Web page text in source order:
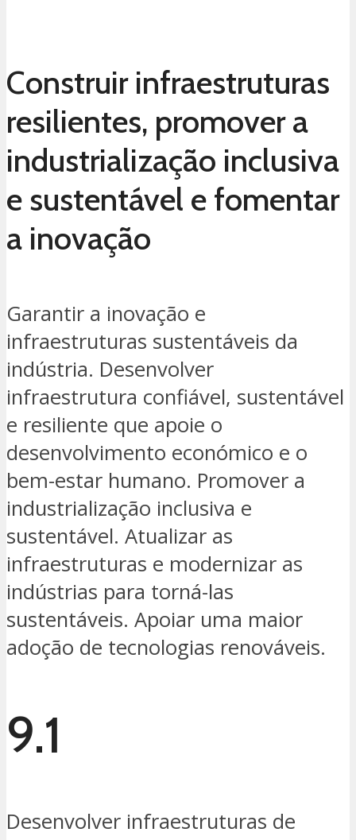
Construir infraestruturas
resilientes, promover a
industrialização inclusiva
e sustentável e fomentar
a inovação
Garantir a inovação e
infraestruturas sustentáveis da
indústria. Desenvolver
infraestrutura confiável, sustentável
e resiliente que apoie o
desenvolvimento económico e o
bem-estar humano. Promover a
industrialização inclusiva e
sustentável. Atualizar as
infraestruturas e modernizar as
indústrias para torná-las
sustentáveis. Apoiar uma maior
adoção de tecnologias renováveis.
9.1
Desenvolver infraestruturas de